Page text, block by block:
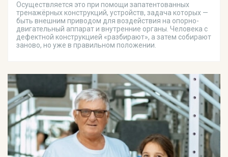
Осуществляется это при помощи запатентованных
тренажёрных конструкций, устройств, задача которых —
быть внешним приводом для воздействия на опорно-
двигательный аппарат и внутренние органы. Человека с
дефектной конструкцией «разбирают», а затем собирают
заново, но уже в правильном положении.